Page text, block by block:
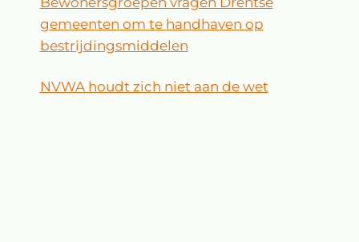
gemeenten om te handhaven op
bestrijdingsmiddelen
NVWA houdt zich niet aan de wet